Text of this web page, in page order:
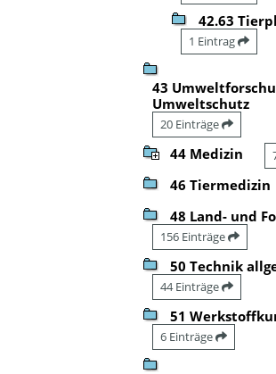
42.63
1 Eintrag
43
Umweltschutz
20 Einträge
44 Medizin
46 Tiermedizin
48 Land- und
156 Einträge
50 Technik
44 Einträge
51
6 Einträge